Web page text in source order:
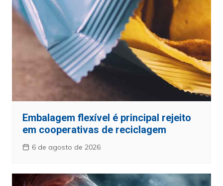
Embalagem flexível é principal rejeito
em cooperativas de reciclagem
6 de agosto de 2026